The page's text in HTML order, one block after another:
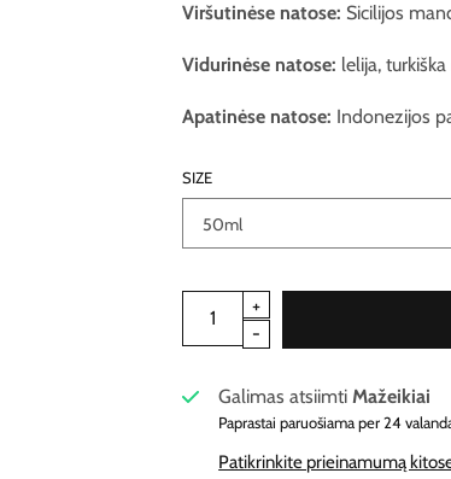
Viršutinėse natose: Sicilijos
Vidurinėse natose: lelija,
Apatinėse natose: Indonezijos
SIZE
Galimas atsiimtiMažeikiai
Paprastai paruošiama per 24
Patikrinkite prieinamumą